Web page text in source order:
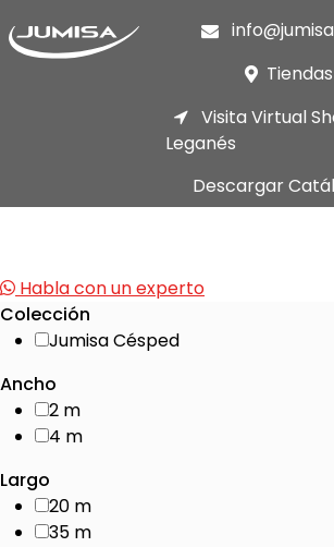
Tiendas
Visita Virtual
Leganés
Descargar
Habla con un experto
Colección
Jumisa Césped
Ancho
2 m
4 m
Largo
20 m
35 m